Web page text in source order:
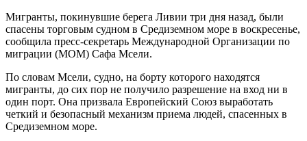
Мигранты, покинувшие берега Ливии три дня назад, были
спасены торговым судном в Средиземном море в воскресенье,
сообщила пресс-секретарь Международной Организации по
миграции (МОМ) Сафа Мсели.
По словам Мсели, судно, на борту которого находятся
мигранты, до сих пор не получило разрешение на вход ни в
один порт. Она призвала Европейский Союз выработать
четкий и безопасный механизм приема людей, спасенных в
Средиземном море.